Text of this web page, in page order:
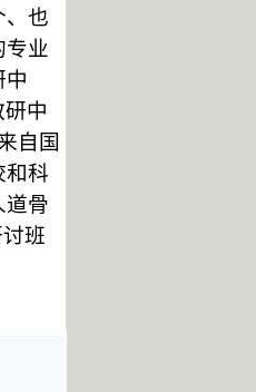
、也
专业
中
中
自国
和科
道骨
班